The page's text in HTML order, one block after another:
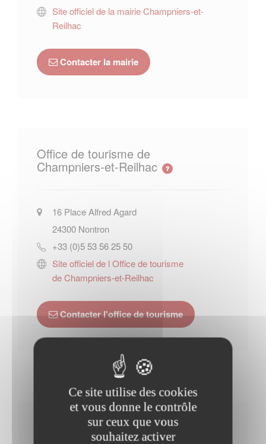
Site officiel de la mairie Champniers-et-
Reilhac
Contacter la mairie
Office de tourisme de
Champniers-et-Reilhac
16 Place Alfred Agard
24300 Nontron
+33 (0)5 53 56 25 50
Site officiel de l Office de tourisme
de Champniers-et-Reilhac
Contacter l'office de tourisme
Horaires Mairie
Ce site utilise des cookies
et vous donne le contrôle
sur ceux que vous
souhaitez activer